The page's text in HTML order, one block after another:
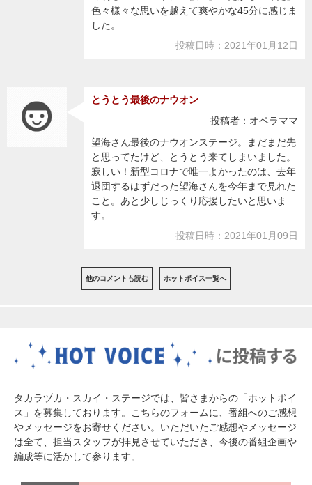
色々様々な思いを越えて爽やかな45分に感じま
した。
投稿日時：2021年01月12日
とうとう最後のナウオン
投稿者：オペラママ
望海さん最後のナウオンステージ。まだまだ先
と思ってたけど、とうとう来てしまいました。
寂しい！新型コロナで唯一よかったのは、去年
退団するはずだった望海さんを今年まで見れた
こと。あと少しじっくり応援したいと思いま
す。
投稿日時：2021年01月09日
他のコメントも読む ホットボイス一覧へ
タカラヅカ・スカイ・ステージでは、皆さまからの「ホットボイ
ス」を募集しております。こちらのフォームに、番組へのご感想
やメッセージをお寄せください。いただいたご感想やメッセージ
は全て、担当スタッフが拝見させていただき、今後の番組企画や
編成等に活かして参ります。